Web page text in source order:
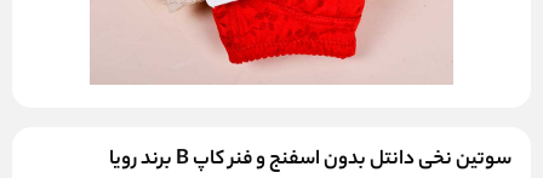
سوتین نخی دانتل بدون اسفنج و فنر کاپ B برند رویا